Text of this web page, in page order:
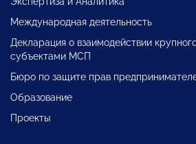
Международная деятельность
Декларация о взаимодействии
субъектами МСП
Бюро по защите прав
Образование
Проекты